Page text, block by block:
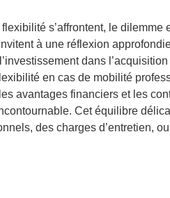
s’affrontent, le dilemme
à une réflexion
dans
en cas de mobilité
avantages financiers et les
Cet équilibre
des charges d’entretien,